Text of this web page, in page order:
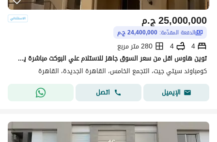
ج.م25,000,000
الدفعة المقدّمة: 24,400,000 ج.م
4
4
280 متر مربع
توين هاوس اقل من سعر السوق جاهز للاستلام علي البوكت مباشرة يطل علي مساحات خضراء بمقدم واقساط City gate
كومباوند سيتي جيت، التجمع الخامس، القاهرة الجديدة، القاهرة
الإيميل
اتصل